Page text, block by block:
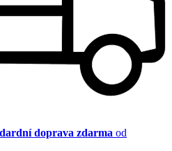
doprava zdarma od